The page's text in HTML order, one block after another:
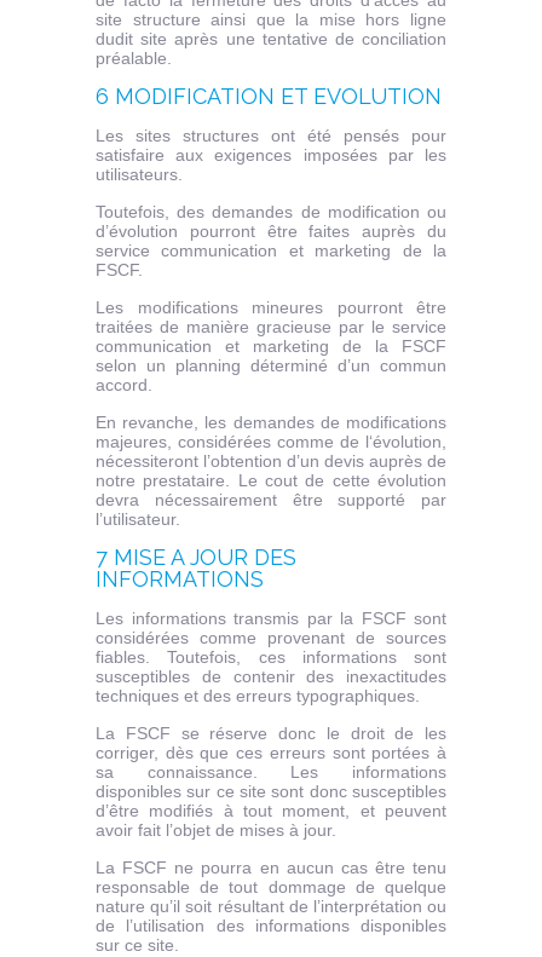
site structure ainsi que la mise hors ligne
dudit site après une tentative de conciliation
préalable.
6 MODIFICATION ET EVOLUTION
Les sites structures ont été pensés pour
satisfaire aux exigences imposées par les
utilisateurs.
Toutefois, des demandes de modification ou
d’évolution pourront être faites auprès du
service communication et marketing de la
FSCF.
Les modifications mineures pourront être
traitées de manière gracieuse par le service
communication et marketing de la FSCF
selon un planning déterminé d’un commun
accord.
En revanche, les demandes de modifications
majeures, considérées comme de l‘évolution,
nécessiteront l’obtention d’un devis auprès de
notre prestataire. Le cout de cette évolution
devra nécessairement être supporté par
l’utilisateur.
7 MISE A JOUR DES
INFORMATIONS
Les informations transmis par la FSCF sont
considérées comme provenant de sources
fiables. Toutefois, ces informations sont
susceptibles de contenir des inexactitudes
techniques et des erreurs typographiques.
La FSCF se réserve donc le droit de les
corriger, dès que ces erreurs sont portées à
sa connaissance. Les informations
disponibles sur ce site sont donc susceptibles
d’être modifiés à tout moment, et peuvent
avoir fait l’objet de mises à jour.
La FSCF ne pourra en aucun cas être tenu
responsable de tout dommage de quelque
nature qu’il soit résultant de l’interprétation ou
de l’utilisation des informations disponibles
sur ce site.